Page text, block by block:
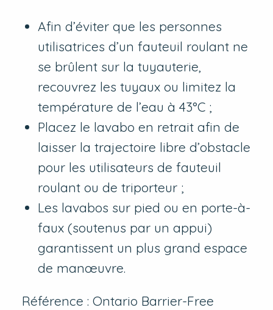
Afin d’éviter que les personnes
utilisatrices d’un fauteuil roulant ne
se brûlent sur la tuyauterie,
recouvrez les tuyaux ou limitez la
température de l’eau à 43°C ;
Placez le lavabo en retrait afin de
laisser la trajectoire libre d’obstacle
pour les utilisateurs de fauteuil
roulant ou de triporteur ;
Les lavabos sur pied ou en porte-à-
faux (soutenus par un appui)
garantissent un plus grand espace
de manœuvre.
Référence : Ontario Barrier-Free